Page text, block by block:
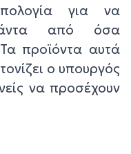
για να
από όσα
προϊόντα αυτά
ο υπουργός
να προσέχουν